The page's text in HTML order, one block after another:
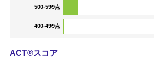
500-599点
400-499点
ACT®スコア